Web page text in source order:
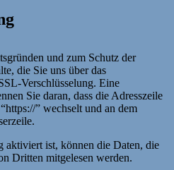
und zum Schutz der
die Sie uns über das
Verschlüsselung. Eine
Sie daran, dass die Adresszeile
” wechselt und an dem
aktiviert ist, können die Daten, die
Dritten mitgelesen werden.